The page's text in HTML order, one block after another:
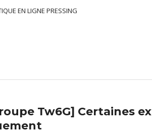
EN LIGNE PRESSING
Tw6G] Certaines